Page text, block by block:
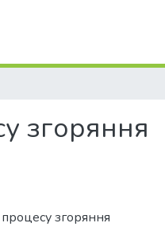
згоряння
згоряння